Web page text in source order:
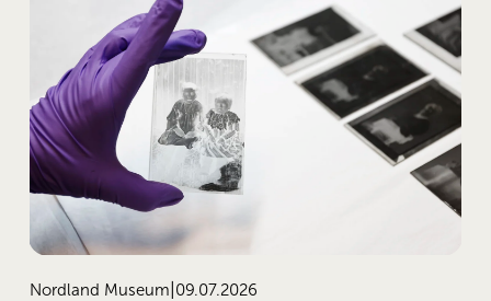
Nordland Museum 09.07.2026